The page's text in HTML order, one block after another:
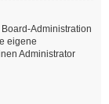
Administration
eigene
Administrator